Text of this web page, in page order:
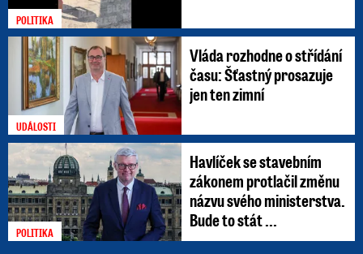
POLITIKA
UDÁLOSTI
Vláda rozhodne o střídání
času: Šťastný prosazuje
jen ten zimní
POLITIKA
Havlíček se stavebním
zákonem protlačil změnu
názvu svého ministerstva.
Bude to stát ...